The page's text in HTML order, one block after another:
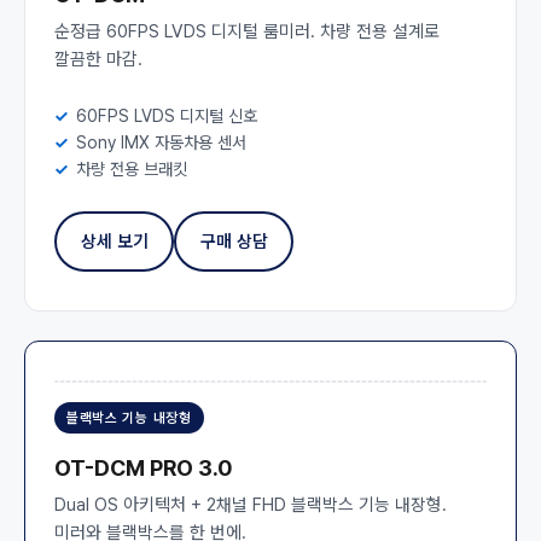
순정급 60FPS LVDS 디지털 룸미러. 차량 전용 설계로
깔끔한 마감.
60FPS LVDS 디지털 신호
Sony IMX 자동차용 센서
차량 전용 브래킷
상세 보기 구매 상담
블랙박스 기능 내장형
OT-DCM PRO 3.0
Dual OS 아키텍처 + 2채널 FHD 블랙박스 기능 내장형.
미러와 블랙박스를 한 번에.